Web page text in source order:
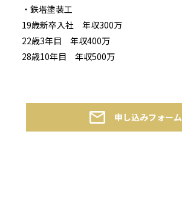
・鉄塔塗装工
19歳新卒入社 年収300万
22歳3年目 年収400万
28歳10年目 年収500万
申し込みフォーム